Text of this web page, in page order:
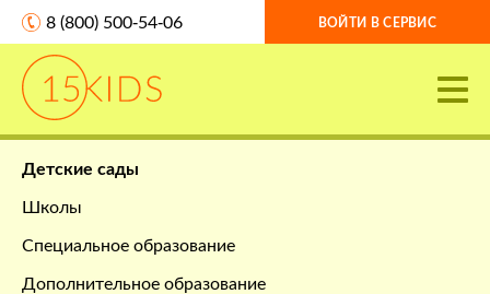
8 (800) 500-54-06 ВОЙТИ В СЕРВИС
Детские сады
Школы
Специальное образование
Дополнительное образование